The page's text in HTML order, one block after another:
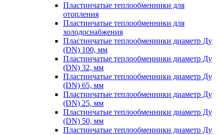
Пластинчатые теплообменники для
отопления
Пластинчатые теплообменники для
холодоснабжения
Пластинчатые теплообменники диаметр Ду
(DN) 100, мм
Пластинчатые теплообменники диаметр Ду
(DN) 32, мм
Пластинчатые теплообменники диаметр Ду
(DN) 65, мм
Пластинчатые теплообменники диаметр Ду
(DN) 25, мм
Пластинчатые теплообменники диаметр Ду
(DN) 50, мм
Пластинчатые теплообменники диаметр Ду